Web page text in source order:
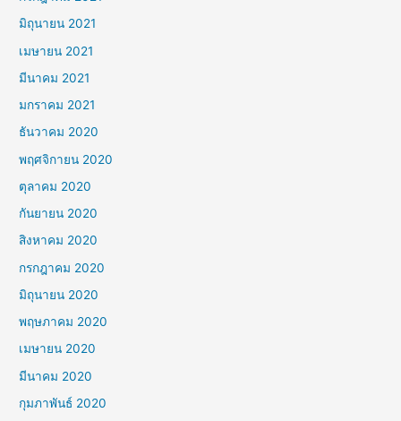
มิถุนายน 2021
เมษายน 2021
มีนาคม 2021
มกราคม 2021
ธันวาคม 2020
พฤศจิกายน 2020
ตุลาคม 2020
กันยายน 2020
สิงหาคม 2020
กรกฎาคม 2020
มิถุนายน 2020
พฤษภาคม 2020
เมษายน 2020
มีนาคม 2020
กุมภาพันธ์ 2020